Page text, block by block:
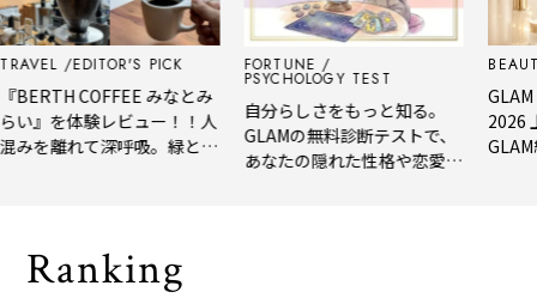
EDITOR'S PICK
COFFEE みなとみ
を体験レビュー！！人
離れて深呼吸。緑と
FORTUNE
PSYCHOLOGY TEST
自分らしさをもっと知る。
GLAMの無料診断テストで、
あなたの隠れた性格や恋愛タ
BEAUTY
GLAM
2026 上
GLAM編集
年上半期の
Ranking